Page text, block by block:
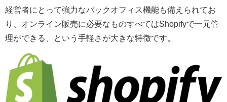
経営者にとって強力なバックオフィス機能も備えられてお
り、オンライン販売に必要なものすべてはShopifyで一元管
理ができる、という手軽さが大きな特徴です。